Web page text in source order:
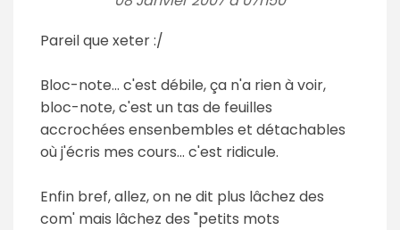
Pareil que xeter :/
Bloc-note... c'est débile, ça n'a rien à voir,
bloc-note, c'est un tas de feuilles
accrochées ensenbembles et détachables
où j'écris mes cours... c'est ridicule.
Enfin bref, allez, on ne dit plus lâchez des
com' mais lâchez des "petits mots